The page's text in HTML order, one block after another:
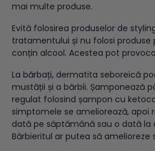
mai multe produse.
Evită folosirea produselor de
tratamentului și nu folosi produse
conțin alcool. Acestea pot
La bărbați, dermatita seboreică
mustății și a bărbii. Șamponează
regulat folosind șampon cu
simptomele se ameliorează, apoi
dată pe săptămână sau o dată la
Bărbieritul ar putea să amelioreze